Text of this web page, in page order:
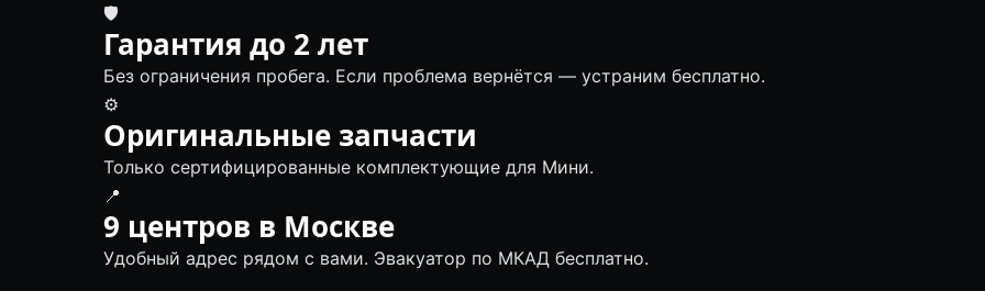
🛡
Гарантия до 2 лет
Без ограничения пробега. Если проблема вернётся — устраним бесплатно.
⚙️
Оригинальные запчасти
Только сертифицированные комплектующие для Мини.
📍
9 центров в Москве
Удобный адрес рядом с вами. Эвакуатор по МКАД бесплатно.